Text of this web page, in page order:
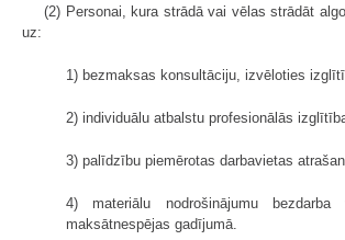
(2) Personai, kura strādā vai vēlas strādāt
uz:
1) bezmaksas konsultāciju, izvēloties
2) individuālu atbalstu profesionālās
3) palīdzību piemērotas darbavietas
4) materiālu nodrošinājumu
maksātnespējas gadījumā.